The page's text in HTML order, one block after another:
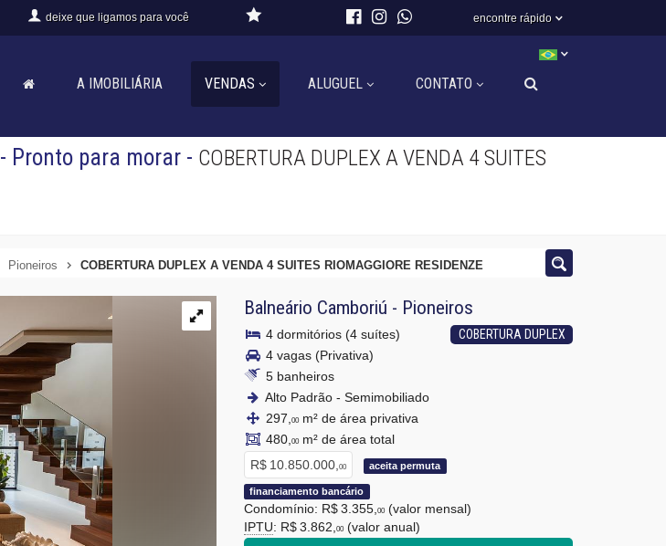
deixe que ligamos para você encontre rápido
A IMOBILIÁRIA VENDAS ALUGUEL CONTATO
- Pronto para morar - COBERTURA DUPLEX A VENDA 4 SUITES
Pioneiros COBERTURA DUPLEX A VENDA 4 SUITES RIOMAGGIORE RESIDENZE
Balneário Camboriú - Pioneiros
COBERTURA DUPLEX
4 dormitórios (4 suítes)
4 vagas (Privativa)
5 banheiros
Alto Padrão - Semimobiliado
297, 00m² de área privativa
480, 00m² de área total
R$ 10.850.000, 00 aceita permuta
financiamento bancário
Condomínio: R$ 3.355, 00 (valor mensal)
IPTU: R$ 3.862, 00 (valor anual)